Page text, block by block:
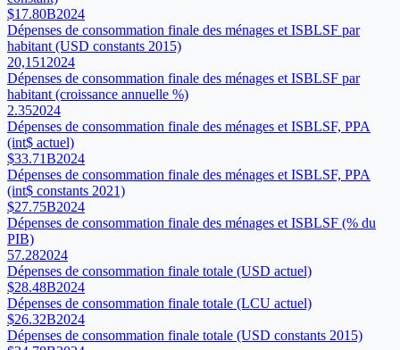
$17.80B2024
Dépenses de consommation finale des ménages et ISBLSF par
habitant (USD constants 2015)
20,151 2024
Dépenses de consommation finale des ménages et ISBLSF par
habitant (croissance annuelle %)
2.352024
Dépenses de consommation finale des ménages et ISBLSF, PPA
(int$ actuel)
$33.71B2024
Dépenses de consommation finale des ménages et ISBLSF, PPA
(int$ constants 2021)
$27.75B2024
Dépenses de consommation finale des ménages et ISBLSF (% du
PIB)
57.282024
Dépenses de consommation finale totale (USD actuel)
$28.48B2024
Dépenses de consommation finale totale (LCU actuel)
$26.32B2024
Dépenses de consommation finale totale (USD constants 2015)